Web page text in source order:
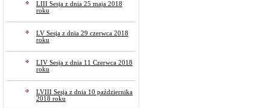
LIII Sesja z dnia 25 maja 2018
roku
LV Sesja z dnia 29 czerwca 2018
roku
LIV Sesja z dnia 11 Czerwca 2018
roku
LVIII Sesja z dnia 10 października
2018 roku